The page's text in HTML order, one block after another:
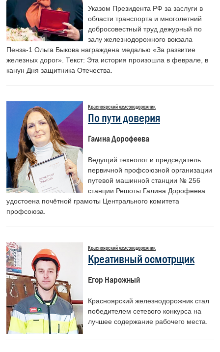
Указом Президента РФ за заслуги в
области транспорта и многолетний
добросовестный труд дежурный по
залу железнодорожного вокзала
Пенза-1 Ольга Быкова награждена медалью «За развитие
железных дорог». Текст: Эта история произошла в феврале, в
канун Дня защитника Отечества.
Красноярский железнодорожник
По пути доверия
Галина Дорофеева
Ведущий технолог и председатель
первичной профсоюзной организации
путевой машинной станции № 256
станции Решоты Галина Дорофеева
удостоена почётной грамоты Центрального комитета
профсоюза.
Красноярский железнодорожник
Креативный осмотрщик
Егор Нарожный
Красноярский железнодорожник стал
победителем сетевого конкурса на
лучшее содержание рабочего места.